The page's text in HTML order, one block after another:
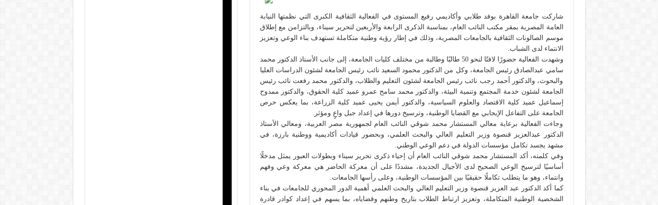
شاركت جامعة القاهرة بوفد طلابي وأكاديمي رفيع المستوى في الفعالية الثقافية الكبرى التي نظمتها النيابة
العامة المصرية بمقر مكتب النائب العام، بمناسبة الذكرى الرابعة والأربعين لتحرير سيناء، وبالتزامن مع إطلاق
موسم الصالونات الثقافية بالجامعات المصرية، وذلك في إطار رؤية وطنية متكاملة تستهدف بناء الوعي وتعزيز
الانتماء لدى الشباب.
وشهدت الفعالية حضورًا لافتًا لنحو 50 طالبًا وطالبة من مختلف كليات الجامعة، إلى جانب الأستاذ الدكتور محمد
سامي عبدالصادق رئيس الجامعة، وكل من الدكتور محمود السعيد نائب رئيس الجامعة لشئون الدراسات العليا
والبحوث، والدكتور أحمد رجب نائب رئيس الجامعة لشئون التعليم والطلاب، والدكتور محمد رفعت نائب رئيس
الجامعة لشئون خدمة المجتمع وتنمية البيئة، والدكتور محمد سامح عمرو عميد كلية الحقوق، والدكتور ممدوح
إسماعيل عميد كلية الاقتصاد والعلوم السياسية، والدكتور أيمن يحيى عميد كلية الزراعة، بما يعكس حرص
الجامعة على التفاعل الإيجابي مع القضايا الوطنية، وترسيخ دورها في إعداد جيل واعٍ ومؤثر.
وجاءت الفعالية برعاية معالي المستشار محمد شوقي النائب العام لجمهورية مصر العربية، ومعالي الأستاذ
الدكتور عبدالعزيز قنصوة وزير التعليم العالي والبحث العلمي، وبحضور قيادات أكاديمية ووطنية بارزة، في
مشهد يجسد تكامل مؤسسات الدولة في دعم الوعي الوطني.
وفي كلمته، أكد المستشار محمد شوقي النائب العام أن إحياء ذكرى تحرير سيناء وبطولات العبور يمثل مدخلًا
أساسيًا لترسيخ الوعي الصحيح لدى الأجيال الجديدة، مشددًا على أن معركة الحاضر هي معركة وعي وفهم
وانتماء، وهو ما يتطلب تكاملًا حقيقيًا بين المؤسسات الوطنية، وعلى رأسها الجامعات.
كما أكد الدكتور عبد العزيز قنصوة وزير التعليم العالي والبحث العلمي أهمية الدور المحوري للجامعات في بناء
الشخصية الوطنية المتكاملة، وتعزيز ارتباط الطلاب بتاريخ وطنهم وقضاياه، بما يسهم في إعداد كوادر قادرة